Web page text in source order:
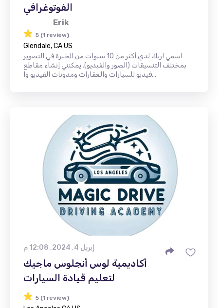
الفوتوغرافي
Erik
5 (1 review)
Glendale, CA US
اسمي اريك لدي أكثر من 10 سنوات من الخبرة في التصوير
بمختلف التنسيقات (الصور والفيديو). يمكنني إنشاء مقاطع
فيديو للسيارات والعقارات ومدونات الفيديو وا...
إبريل 4, 2024, 12:08 م
أكاديمية لوس أنجلوس ماجيك
لتعليم قيادة السيارات
5 (1 review)